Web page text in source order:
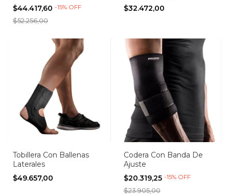
$44.417,60 -15% OFF
$52.256,00
$32.472,00
Tobillera Con Ballenas
Laterales
$49.657,00
Codera Con Banda De
Ajuste
$20.319,25 -15% OFF
$23.905,00